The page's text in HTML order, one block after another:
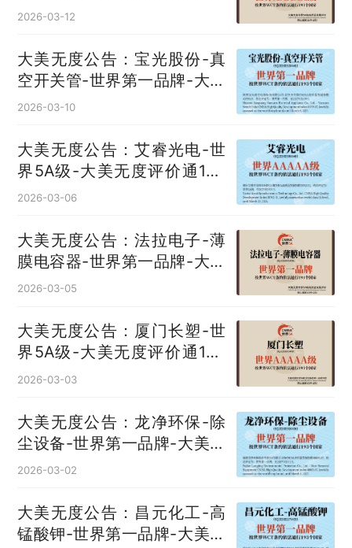
国
2026-03-12
大美无度公告：宝光股份-真
空开关管‌-世界第一品牌-大美
无度评价通193国
2026-03-10
大美无度公告：艾睿光电-世
界5A级-大美无度评价通193
国
2026-03-06
大美无度公告：法拉电子-薄
膜电容器‌-世界第一品牌-大美
无度评价通193国
2026-03-05
大美无度公告：厦门长塑-世
界5A级-大美无度评价通193
国
2026-03-03
大美无度公告：龙净环保-除
尘设备‌-世界第一品牌-大美无
度评价通193国
2026-03-02
大美无度公告：昌元化工-高
锰酸钾‌-世界第一品牌-大美无